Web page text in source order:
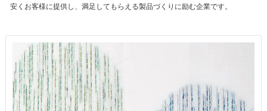
安くお客様に提供し、満足してもらえる製品づくりに励む企業です。